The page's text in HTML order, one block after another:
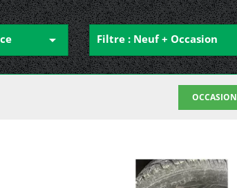
 Filtre : Neuf + Occasion
OCCASION